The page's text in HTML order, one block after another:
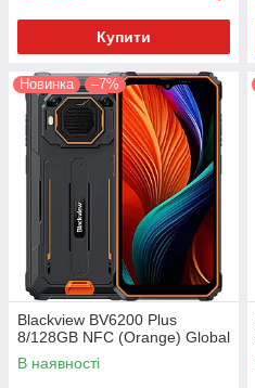
Купити
Новинка –7%
Blackview BV6200 Plus
8/128GB NFC (Orange) Global
В наявності